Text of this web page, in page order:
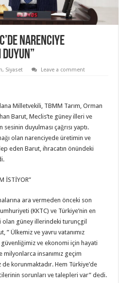
narenciye
, Siyaset Leave a comment
Milletvekili, TBMM Tarım, Orman
Barut, Meclis’te güney illeri ve
duyulması çağrısı yaptı.
olan narenciyede üretimin ve
eden Barut, ihracatın önündeki
İSTİYOR”
ara vermeden önceki son
(KKTC) ve Türkiye’nin en
güney illerindeki turunçgil
” Ülkemiz ve yavru vatanımız
güvenliğimiz ve ekonomi için hayati
insanımız geçim
korunmaktadır. Hem Türkiye’de
sorunları ve talepleri var” dedi.